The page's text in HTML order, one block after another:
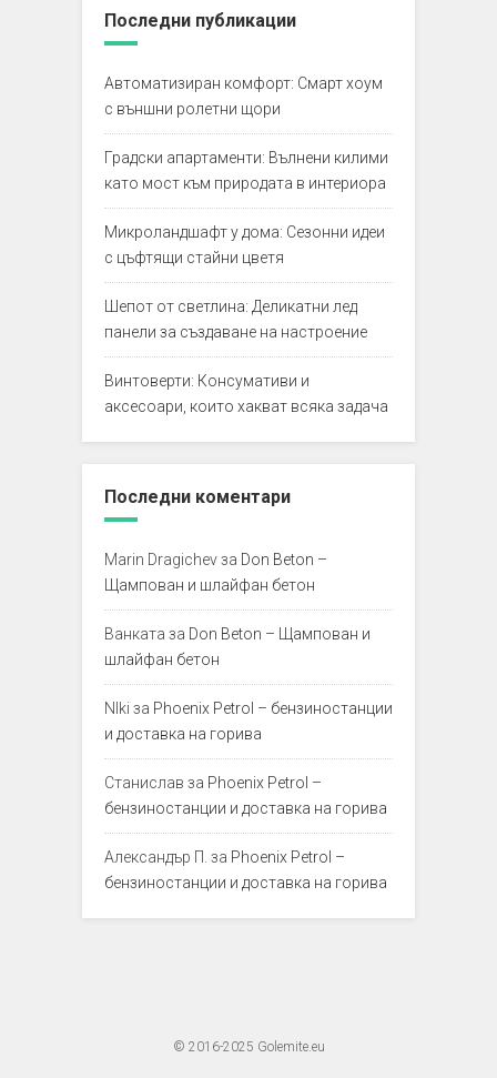
Последни публикации
Автоматизиран комфорт: Смарт хоум
с външни ролетни щори
Градски апартаменти: Вълнени килими
като мост към природата в интериора
Микроландшафт у дома: Сезонни идеи
с цъфтящи стайни цветя
Шепот от светлина: Деликатни лед
панели за създаване на настроение
Винтоверти: Консумативи и
аксесоари, които хакват всяка задача
Последни коментари
Marin Dragichevза Don Beton –
Щампован и шлайфан бетон
Ванката за Don Beton – Щампован и
шлайфан бетон
NIki за Phoenix Petrol – бензиностанции
и доставка на горива
Станислав за Phoenix Petrol –
бензиностанции и доставка на горива
Александър П. за Phoenix Petrol –
бензиностанции и доставка на горива
© 2016-2025 Golemite.eu